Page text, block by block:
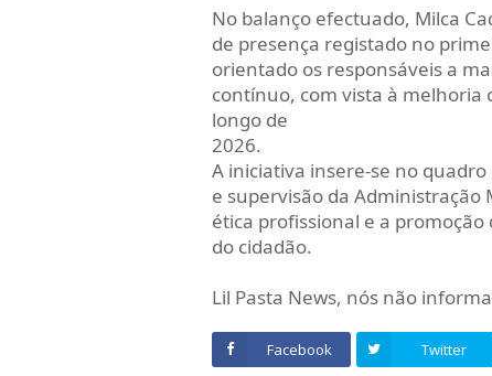
No balanço efectuado, Milca
de presença registado no
orientado os responsáveis a
contínuo, com vista à
longo de
2026.
A iniciativa insere-se no
e supervisão da
ética profissional e a
do cidadão.
Lil Pasta News, nós não
Facebook Twitter